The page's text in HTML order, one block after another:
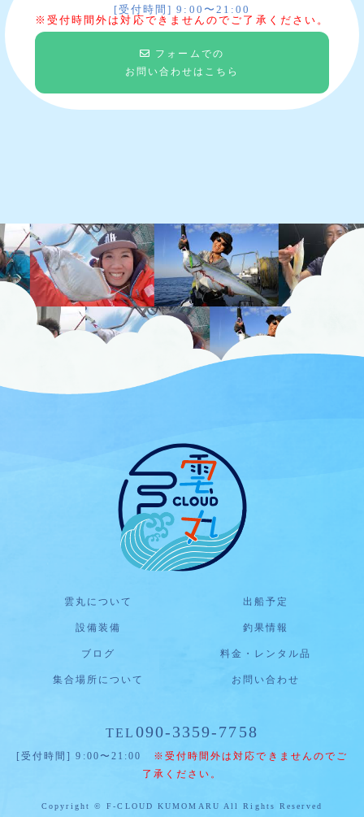
[受付時間] 9:00〜21:00
※受付時間外は対応できませんのでご了承ください。
フォームでの
お問い合わせはこちら
雲丸について 出船予定
設備装備 釣果情報
ブログ 料金・レンタル品
集合場所について お問い合わせ
TEL 090-3359-7758
[受付時間] 9:00〜21:00
※受付時間外は対応できませんのでご
了承ください。
Copyright © F-CLOUD KUMOMARU All Rights Reserved